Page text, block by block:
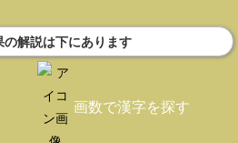
解説は下にあります
画数で漢字を探す